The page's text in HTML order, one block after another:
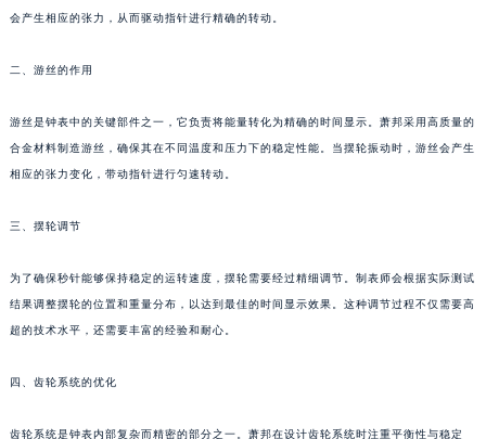
会产生相应的张力，从而驱动指针进行精确的转动。
二、游丝的作用
游丝是钟表中的关键部件之一，它负责将能量转化为精确的时间显示。萧邦采用高质量的
合金材料制造游丝，确保其在不同温度和压力下的稳定性能。当摆轮振动时，游丝会产生
相应的张力变化，带动指针进行匀速转动。
三、摆轮调节
为了确保秒针能够保持稳定的运转速度，摆轮需要经过精细调节。制表师会根据实际测试
结果调整摆轮的位置和重量分布，以达到最佳的时间显示效果。这种调节过程不仅需要高
超的技术水平，还需要丰富的经验和耐心。
四、齿轮系统的优化
齿轮系统是钟表内部复杂而精密的部分之一。萧邦在设计齿轮系统时注重平衡性与稳定